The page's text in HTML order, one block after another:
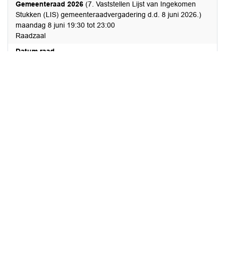
Gemeenteraad 2026 (7. Vaststellen Lijst van Ingekomen
Stukken (LIS) gemeenteraadvergadering d.d. 8 juni 2026.)
maandag 8 juni 19:30 tot 23:00
Raadzaal
Datum raad